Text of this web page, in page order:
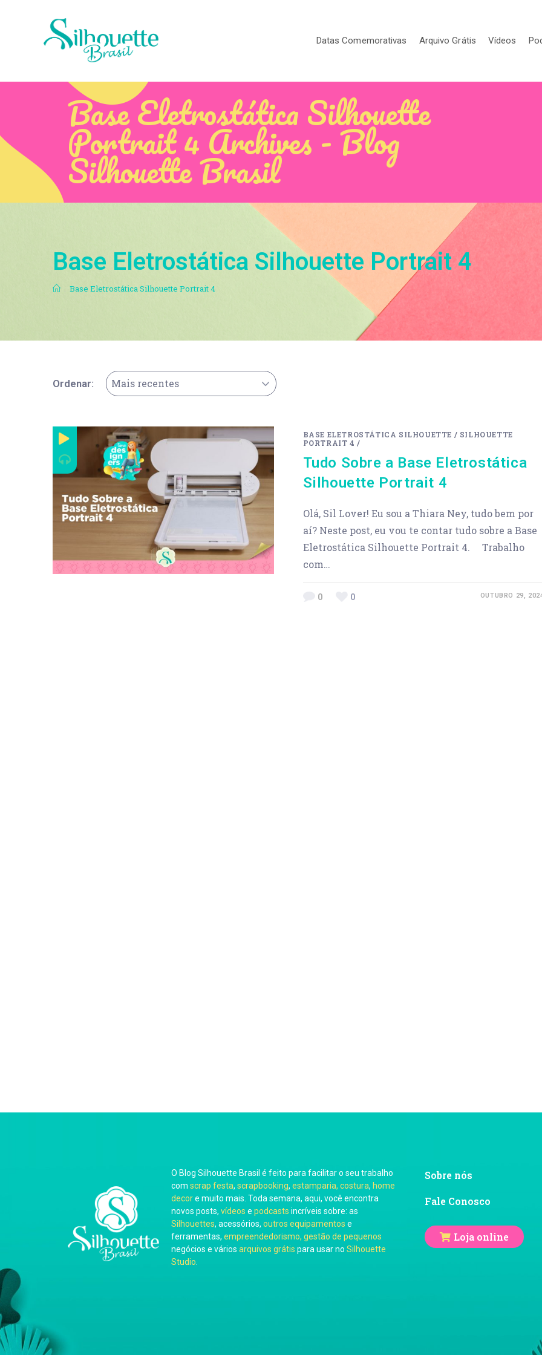
Datas Comemorativas Arquivo Grátis Vídeos
Base Eletrostática Silhouette
Portrait 4 Archives - Blog
Silhouette Brasil
Base Eletrostática Silhouette Portrait 4
. Base Eletrostática Silhouette Portrait 4
Ordenar: Mais recentes
BASE ELETROSTÁTICA SILHOUETTE / SILHOUETTE
PORTRAIT 4 /
Tudo Sobre a Base Eletrostática
Silhouette Portrait 4
Olá, Sil Lover! Eu sou a Thiara Ney, tudo bem por
aí? Neste post, eu vou te contar tudo sobre a Base
Eletrostática Silhouette Portrait 4. Trabalho
com…
0 0 OUTUBRO 29,
O Blog Silhouette Brasil é feito para facilitar o seu trabalho
com scrap festa, scrapbooking, estamparia, costura, home
decore muito mais. Toda semana, aqui, você encontra
novos posts, vídeos e podcasts incríveis sobre: as
Silhouettes, acessórios, outros equipamentos e
ferramentas, empreendedorismo, gestão de pequenos
negócios e vários arquivos grátis para usar no Silhouette
Studio
Sobre nós
Fale Conosco
Loja online